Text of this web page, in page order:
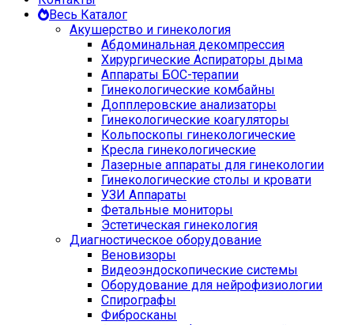
Весь Каталог
Акушерство и гинекология
Абдоминальная декомпрессия
Хирургические Аспираторы дыма
Аппараты БОС-терапии
Гинекологические комбайны
Допплеровские анализаторы
Гинекологические коагуляторы
Кольпоскопы гинекологические
Кресла гинекологические
Лазерные аппараты для гинекологии
Гинекологические столы и кровати
УЗИ Аппараты
Фетальные мониторы
Эстетическая гинекология
Диагностическое оборудование
Веновизоры
Видеоэндоскопические системы
Оборудование для нейрофизиологии
Спирографы
Фибросканы